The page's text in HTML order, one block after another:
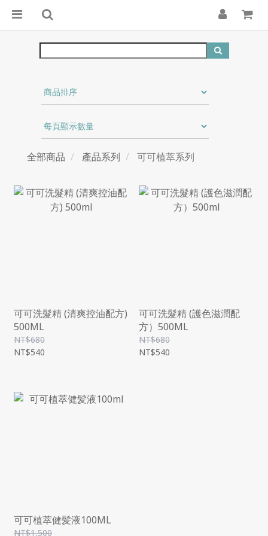
全部商品 產品系列 可可植萃系列
可可洗髮精 (清爽控油配方)
500ML
NT$680
NT$540
可可洗髮精 (護色滋潤配
方）500ML
NT$680
NT$540
可可植萃健髪液100ML
NT$1,500